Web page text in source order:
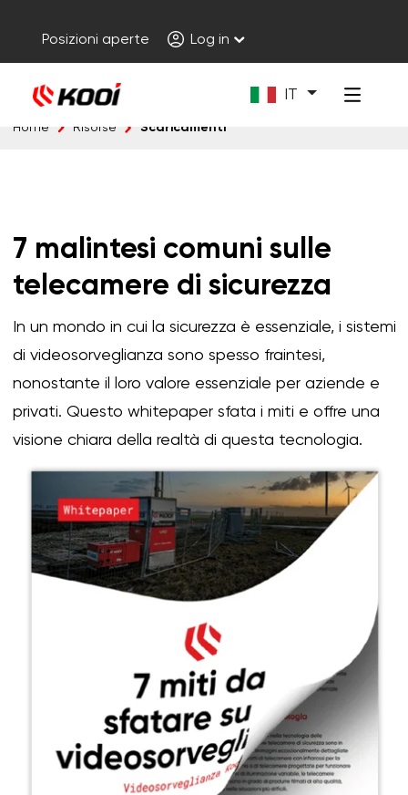
Posizioni aperte Log in
IT
Home Risorse Scaricamenti
7 malintesi comuni sulle
telecamere di sicurezza
In un mondo in cui la sicurezza è essenziale, i sistemi
di videosorveglianza sono spesso fraintesi,
nonostante il loro valore essenziale per aziende e
privati. Questo whitepaper sfata i miti e offre una
visione chiara della realtà di questa tecnologia.